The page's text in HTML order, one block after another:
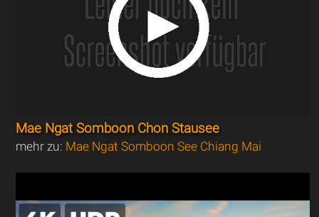
Mae Ngat Somboon Chon Stausee
mehr zu: Mae Ngat Somboon See Chiang Mai